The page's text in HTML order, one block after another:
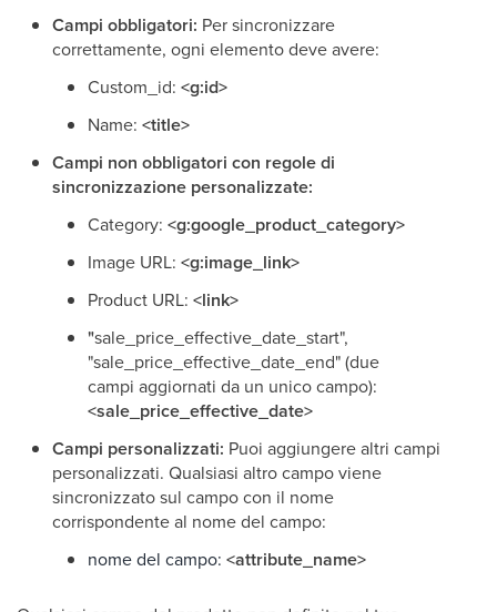
Campi obbligatori: Per sincronizzare
correttamente, ogni elemento deve avere:
Custom_id: <g:id>
Name: <title>
Campi non obbligatori con regole di
sincronizzazione personalizzate:
Category: <g:google_product_category>
Image URL: <g:image_link>
Product URL: <link>
"sale_price_effective_date_start",
"sale_price_effective_date_end" (due
campi aggiornati da un unico campo):
<sale_price_effective_date>
Campi personalizzati: Puoi aggiungere altri campi
personalizzati. Qualsiasi altro campo viene
sincronizzato sul campo con il nome
corrispondente al nome del campo:
nome del campo: <attribute_name>